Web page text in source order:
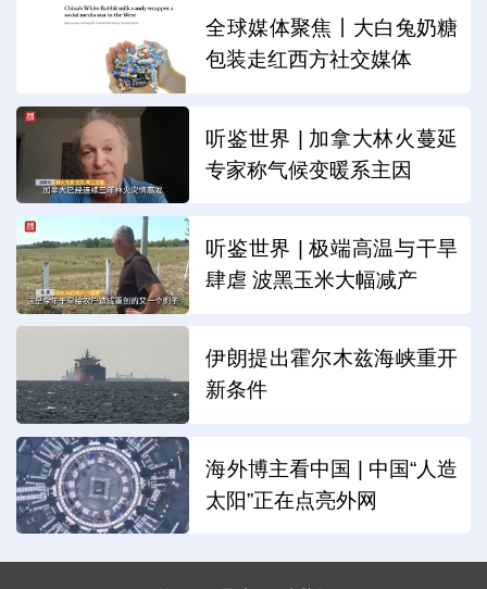
全球媒体聚焦丨大白兔奶糖
包装走红西方社交媒体
听鉴世界 | 加拿大林火蔓延
专家称气候变暖系主因
听鉴世界 | 极端高温与干旱
肆虐 波黑玉米大幅减产
伊朗提出霍尔木兹海峡重开
新条件
海外博主看中国 | 中国“人造
太阳”正在点亮外网